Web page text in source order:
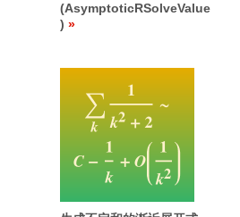
(AsymptoticRSolveValue
)